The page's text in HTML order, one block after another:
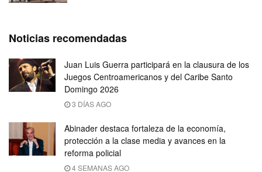
Noticias recomendadas
Juan Luis Guerra participará en la clausura de los
Juegos Centroamericanos y del Caribe Santo
Domingo 2026
3 DÍAS AGO
Abinader destaca fortaleza de la economía,
protección a la clase media y avances en la
reforma policial
4 SEMANAS AGO